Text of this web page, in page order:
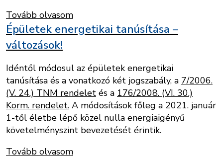
Tovább olvasom
Épületek energetikai tanúsítása –
változások!
Idéntől módosul az épületek energetikai
tanúsítása és a vonatkozó két jogszabály, a 7/2006.
(V. 24.) TNM rendelet és a 176/2008. (VI. 30.)
Korm. rendelet. A módosítások főleg a 2021. január
1-től életbe lépő közel nulla energiaigényű
követelményszint bevezetését érintik.
Tovább olvasom